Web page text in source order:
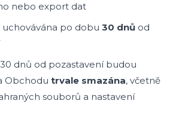
nebo export dat
po dobu 30 dnů od
dnů od pozastavení budou
Obchodu trvale smazána, včetně
souborů a nastavení